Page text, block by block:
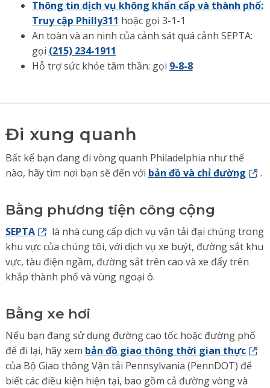
Thông tin dịch vụ không khẩn cấp và thành phố:
Truy cập Philly311 hoặc gọi 3-1-1
An toàn và an ninh của cảnh sát quá cảnh SEPTA:
gọi (215) 234-1911
Hỗ trợ sức khỏe tâm thần: gọi 9-8-8
Đi xung quanh
Bất kể bạn đang đi vòng quanh Philadelphia như thế
nào, hãy tìm nơi bạn sẽ đến với bản đồ và chỉ đường .
Bằng phương tiện công cộng
SEPTA
là nhà cung cấp dịch vụ vận tải đại chúng trong
khu vực của chúng tôi, với dịch vụ xe buýt, đường sắt khu
vực, tàu điện ngầm, đường sắt trên cao và xe đẩy trên
khắp thành phố và vùng ngoại ô.
Bằng xe hơi
Nếu bạn đang sử dụng đường cao tốc hoặc đường phố
để đi lại, hãy xem bản đồ giao thông thời gian thực
của Bộ Giao thông Vận tải Pennsylvania (PennDOT) để
biết các điều kiện hiện tại, bao gồm cả đường vòng và